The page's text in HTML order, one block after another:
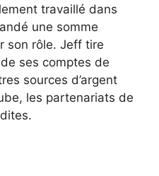
travaillé dans
une somme
son rôle. Jeff tire
ses comptes de
sources d’argent
les partenariats de